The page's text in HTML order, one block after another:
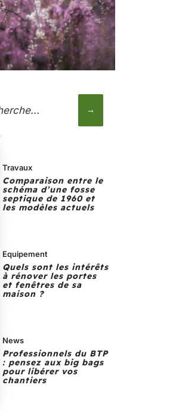
Travaux
Comparaison entre le
schéma d’une fosse
septique de 1960 et
les modèles actuels
Equipement
Quels sont les intérêts
à rénover les portes
et fenêtres de sa
maison ?
News
Professionnels du BTP
: pensez aux big bags
pour libérer vos
chantiers